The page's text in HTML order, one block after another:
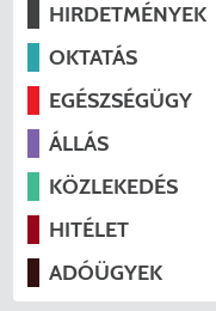
HIRDETMÉNYEK
OKTATÁS
EGÉSZSÉGÜGY
ÁLLÁS
KÖZLEKEDÉS
HITÉLET
ADÓÜGYEK